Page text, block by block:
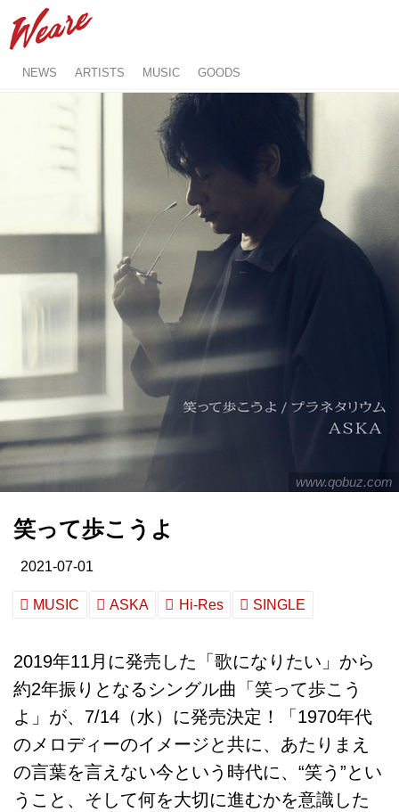
NEWS ARTISTS MUSIC GOODS
www.qobuz.com
笑って歩こうよ
2021-07-01
MUSIC ASKA Hi-Res SINGLE
2019年11月に発売した「歌になりたい」から
約2年振りとなるシングル曲「笑って歩こう
よ」が、7/14（水）に発売決定！「1970年代
のメロディーのイメージと共に、あたりまえ
の言葉を言えない今という時代に、“笑う”とい
うこと、そして何を大切に進むかを意識した